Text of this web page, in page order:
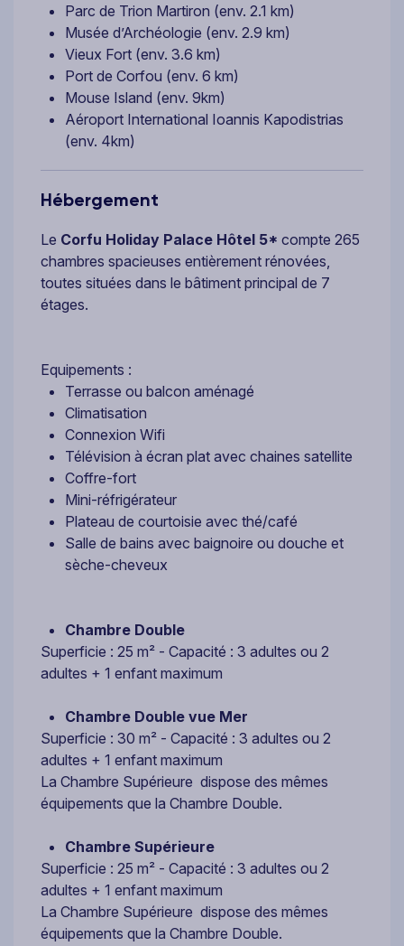
Parc de Trion Martiron (env. 2.1 km)
Musée d’Archéologie (env. 2.9 km)
Vieux Fort (env. 3.6 km)
Port de Corfou (env. 6 km)
Mouse Island (env. 9km)
Aéroport International Ioannis Kapodistrias
(env. 4km)
Hébergement
Le Corfu Holiday Palace Hôtel 5* compte 265
chambres spacieuses entièrement rénovées,
toutes situées dans le bâtiment principal de 7
étages.
Equipements :
Terrasse ou balcon aménagé
Climatisation
Connexion Wifi
Télévision à écran plat avec chaines satellite
Coffre-fort
Mini-réfrigérateur
Plateau de courtoisie avec thé/café
Salle de bains avec baignoire ou douche et
sèche-cheveux
Chambre Double
Superficie : 25 m² - Capacité : 3 adultes ou 2
adultes + 1 enfant maximum
Chambre Double vue Mer
Superficie : 30 m² - Capacité : 3 adultes ou 2
adultes + 1 enfant maximum
La Chambre Supérieure dispose des mêmes
équipements que la Chambre Double.
Chambre Supérieure
Superficie : 25 m² - Capacité : 3 adultes ou 2
adultes + 1 enfant maximum
La Chambre Supérieure dispose des mêmes
équipements que la Chambre Double.